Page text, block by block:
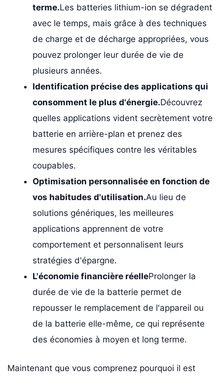
terme.Les batteries lithium-ion se dégradent
avec le temps, mais grâce à des techniques
de charge et de décharge appropriées, vous
pouvez prolonger leur durée de vie de
plusieurs années.
Identification précise des applications qui
consomment le plus d'énergie.Découvrez
quelles applications vident secrètement votre
batterie en arrière-plan et prenez des
mesures spécifiques contre les véritables
coupables.
Optimisation personnalisée en fonction de
vos habitudes d'utilisation.Au lieu de
solutions génériques, les meilleures
applications apprennent de votre
comportement et personnalisent leurs
stratégies d'épargne.
L'économie financière réelleProlonger la
durée de vie de la batterie permet de
repousser le remplacement de l'appareil ou
de la batterie elle-même, ce qui représente
des économies à moyen et long terme.
Maintenant que vous comprenez pourquoi il est